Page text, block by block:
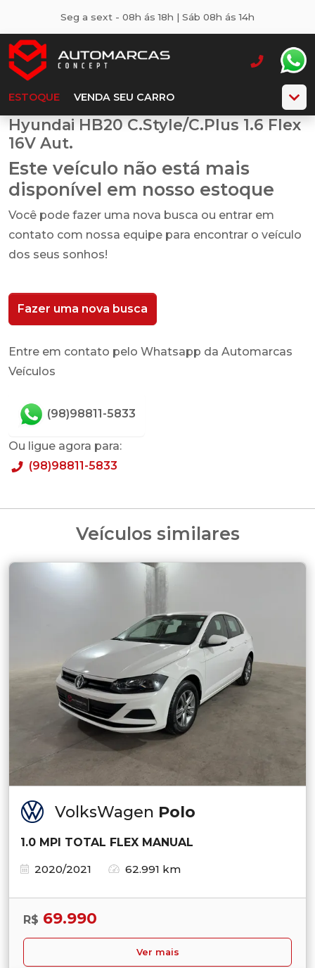
Seg a sext - 08h ás 18h | Sáb 08h ás 14h
ESTOQUE VENDA SEU CARRO
Hyundai HB20 C.Style/C.Plus 1.6 Flex
16V Aut.
Este veículo não está mais
disponível em nosso estoque
Você pode fazer uma nova busca ou entrar em
contato com nossa equipe para encontrar o veículo
dos seus sonhos!
Fazer uma nova busca
Entre em contato pelo Whatsapp da Automarcas
Veículos
(98)98811-5833
Ou ligue agora para:
(98)98811-5833
Veículos similares
VolksWagen Polo
1.0 MPI TOTAL FLEX MANUAL
2020/2021
62.991 km
R$ 69.990
Ver mais